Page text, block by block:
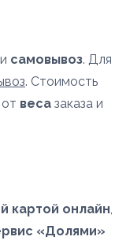
самовывоз. Для
. Стоимость
веса заказа и
картой онлайн,
«Долями»